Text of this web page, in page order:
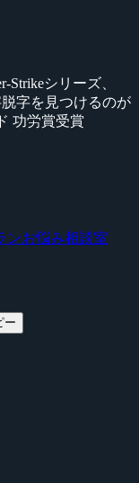
Strikeシリーズ、
字を見つけるのが
功労賞受賞
ンお悩み相談室
ー